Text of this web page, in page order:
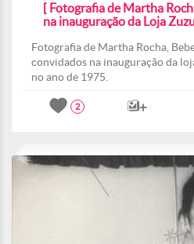
[ Fotografia de Martha
na inauguração da Loja
Fotografia de Martha Rocha,
convidados na inauguração da
no ano de 1975.
2